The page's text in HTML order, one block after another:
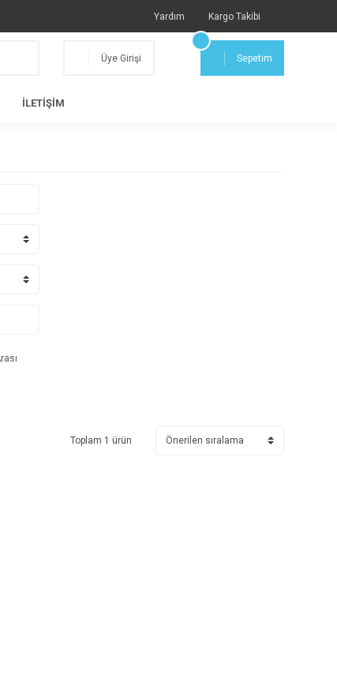
Yardım Kargo Takibi
Üye Girişi Sepetim
İLETİŞİM
Toplam 1 ürün